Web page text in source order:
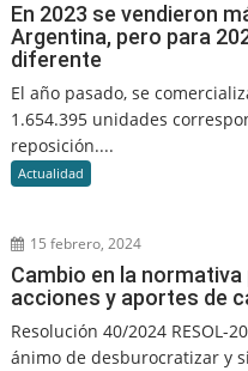
En 2023 se vendieron
Argentina, pero para
diferente
El año pasado, se
1.654.395 unidades
reposición....
Actualidad
15 febrero, 2024
Cambio en la
acciones y aportes de
Resolución 40/2024 RESOL-
ánimo de desburocratizar y